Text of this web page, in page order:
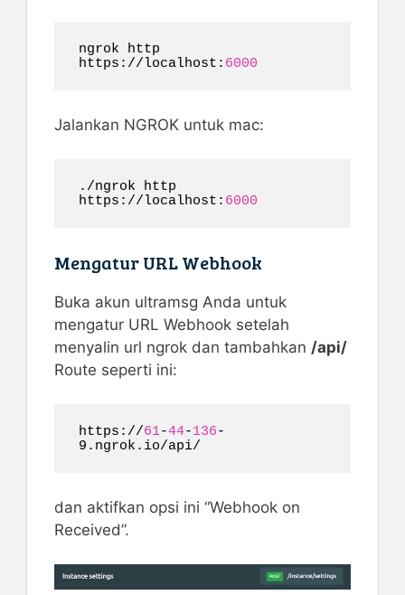
ngrok http
https://localhost: 6000
Jalankan NGROK untuk mac:
./ngrok http
https://localhost: 6000
Mengatur URL Webhook
Buka akun ultramsg Anda untuk
mengatur URL Webhook setelah
menyalin url ngrok dan tambahkan /api/
Route seperti ini:
https://61-44-136-
9.ngrok.io/api/
dan aktifkan opsi ini “Webhook on
Received”.